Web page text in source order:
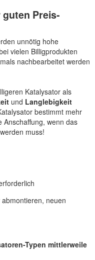
Preis-
unnötig hohe
vielen Billigprodukten
nachbearbeitet werden
Katalysator als
und Langlebigkeit
bestimmt mehr
Anschaffung, wenn das
muss!
neuen
Typen mittlerweile